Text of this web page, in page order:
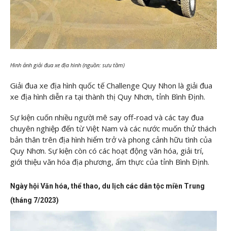
Hình ảnh giải đua xe địa hình (nguồn: sưu tầm)
Giải đua xe địa hình quốc tế Challenge Quy Nhon là giải đua
xe địa hình diễn ra tại thành thị Quy Nhơn, tỉnh Bình Định.
Sự kiện cuốn nhiều người mê say off-road và các tay đua
chuyên nghiệp đến từ Việt Nam và các nước muốn thử thách
bản thân trên địa hình hiểm trở và phong cảnh hữu tình của
Quy Nhơn. Sự kiện còn có các hoạt động văn hóa, giải trí,
giới thiệu văn hóa địa phương, ẩm thực của tỉnh Bình Định.
Ngày hội Văn hóa, thể thao, du lịch các dân tộc miền Trung
(tháng 7/2023)